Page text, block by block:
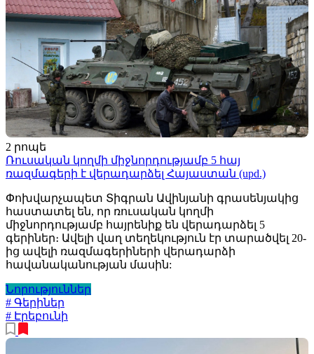
2 րոպե
Ռուսական կողմի միջնորդությամբ 5 հայ
ռազմագերի է վերադարձել Հայաստան (upd.)
Փոխվարչապետ Տիգրան Ավինյանի գրասենյակից
հաստատել են, որ ռուսական կողմի
միջնորդությամբ հայրենիք են վերադարձել 5
գերիներ։ Ավելի վաղ տեղեկություն էր տարածվել 20-
ից ավելի ռազմագերիների վերադարձի
հավանականության մասին:
Նորություններ
# Գերիներ
# Էրեբունի